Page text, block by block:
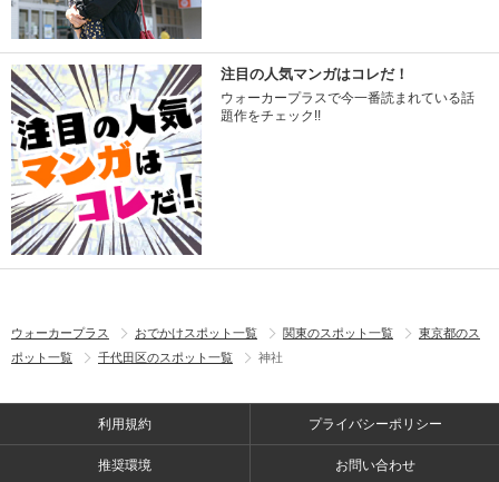
注目の人気マンガはコレだ！
ウォーカープラスで今一番読まれている話
題作をチェック!!
ウォーカープラス おでかけスポット一覧 関東のスポット一覧
東京都のス
ポット一覧
千代田区のスポット一覧 神社
利用規約 プライバシーポリシー
推奨環境 お問い合わせ